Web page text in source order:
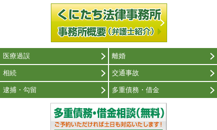
医療過誤 離婚
相続 交通事故
逮捕・勾留 多重債務・借金